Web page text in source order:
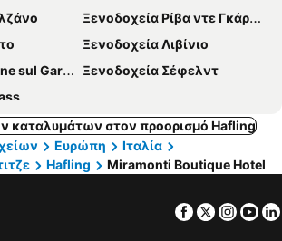
Ξενοδοχεία Ρίβα ντε Γκάρντα
Ξενοδοχεία Λιβίνιο
sul Garda
Ξενοδοχεία Σέφελντ
καταλυμάτων στον προορισμό Hafling
Ευρώπη
Ιταλία
Hafling Miramonti Boutique Hotel
Facebook
Twitter